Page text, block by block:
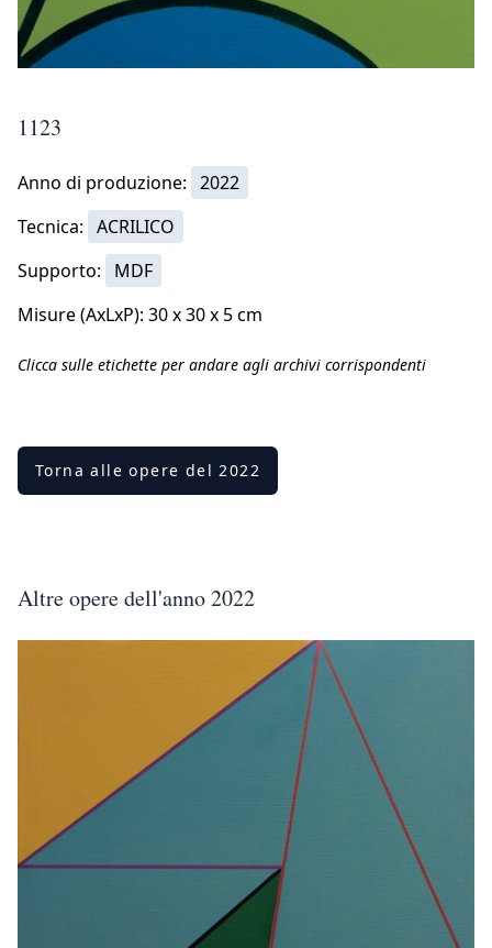
1123
Anno di produzione: 2022
Tecnica: ACRILICO
Supporto:
MDF
Misure (AxLxP): 30 x 30 x 5 cm
Clicca sulle etichette per andare agli archivi corrispondenti
Torna alle opere del 2022
Altre opere dell'anno 2022